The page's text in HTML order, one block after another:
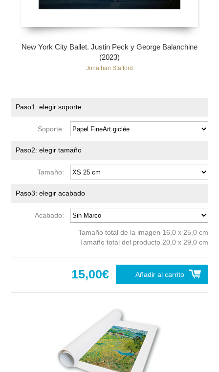
New York City Ballet. Justin Peck y George Balanchine
(2023)
Jonathan Stafford
Paso1: elegir soporte
Soporte:
Paso2: elegir tamaño
Tamaño:
Paso3: elegir acabado
Acabado:
Tamaño total de la imagen 16,0 x 25,0 cm
Tamaño total del producto 20,0 x 29,0 cm
Añadir al carrito
15,00€